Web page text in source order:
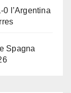
l’Argentina
Spagna